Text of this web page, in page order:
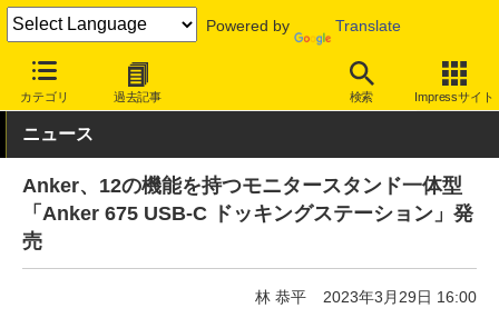
Powered by Translate
カテゴリ 過去記事 検索 Impressサイト
INTERNET Watch ハードウェア その他
ニュース
Anker、12の機能を持つモニタースタンド一体型
「Anker 675 USB-C ドッキングステーション」発
売
林 恭平 2023年3月29日 16:00